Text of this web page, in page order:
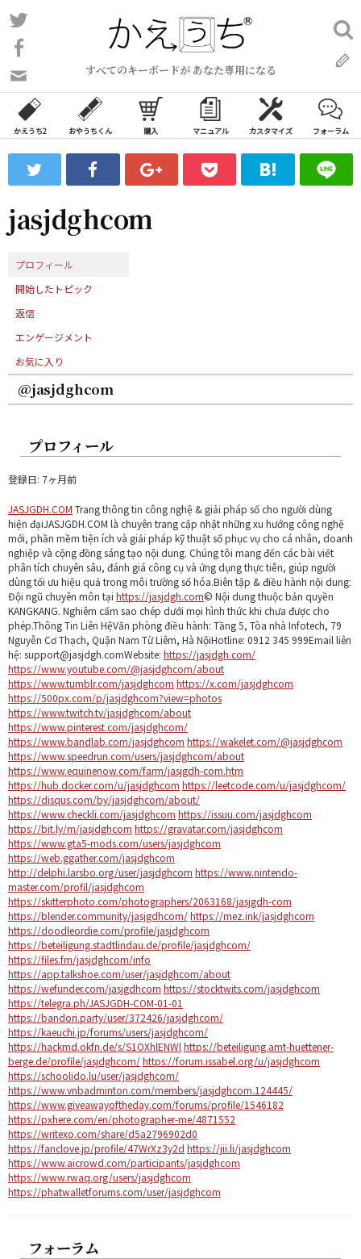
コ
ン
ン
ツ
ス
ッ
プ
すべてのキーボードが あなた専用になる
い
合
わ
フ
ォ
ム
検
索:
かえうち2 おやうちくん 購入 マニュアル カスタマイズ フォーラム
jasjdghcom
プロフィール
開始したトピック
返信
エンゲージメント
お気に入り
@jasjdghcom
プロフィール
登録日: 7ヶ月前
JASJGDH.COM Trang thông tin công nghệ & giải pháp số cho người dùng
hiện đạiJASJGDH.COM là chuyên trang cập nhật những xu hướng công nghệ
mới, phần mềm tiện ích và giải pháp kỹ thuật số phục vụ cho cá nhân, doanh
nghiệp và cộng đồng sáng tạo nội dung. Chúng tôi mang đến các bài viết
phân tích chuyên sâu, đánh giá công cụ và ứng dụng thực tiễn, giúp người
dùng tối ưu hiệu quả trong môi trường số hóa.Biên tập & điều hành nội dung:
Đội ngũ chuyên môn tại https://jasjdgh.com© Nội dung thuộc bản quyền
KANGKANG. Nghiêm cấm sao chép dưới mọi hình thức khi chưa được cho
phép.Thông Tin Liên HệVăn phòng điều hành: Tầng 5, Tòa nhà Infotech, 79
Nguyễn Cơ Thạch, Quận Nam Từ Liêm, Hà NộiHotline: 0912 345 999Email liên
hệ: support@jasjdgh.comWebsite: https://jasjdgh.com/
https://www.youtube.com/@jasjdghcom/about
https://www.tumblr.com/jasjdghcom https://x.com/jasjdghcom
https://500px.com/p/jasjdghcom?view=photos
https://www.twitch.tv/jasjdghcom/about
https://www.pinterest.com/jasjdghcom/
https://www.bandlab.com/jasjdghcom https://wakelet.com/@jasjdghcom
https://www.speedrun.com/users/jasjdghcom/about
https://www.equinenow.com/farm/jasjgdh-com.htm
https://hub.docker.com/u/jasjdghcom https://leetcode.com/u/jasjdghcom/
https://disqus.com/by/jasjdghcom/about/
https://www.checkli.com/jasjdghcom https://issuu.com/jasjdghcom
https://bit.ly/m/jasjdghcom https://gravatar.com/jasjdghcom
https://www.gta5-mods.com/users/jasjdghcom
https://web.ggather.com/jasjdghcom
http://delphi.larsbo.org/user/jasjdghcom https://www.nintendo-
master.com/profil/jasjdghcom
https://skitterphoto.com/photographers/2063168/jasjgdh-com
https://blender.community/jasjgdhcom/https://mez.ink/jasjdghcom
https://doodleordie.com/profile/jasjdghcom
https://beteiligung.stadtlindau.de/profile/jasjdghcom/
https://files.fm/jasjdghcom/info
https://app.talkshoe.com/user/jasjdghcom/about
https://wefunder.com/jasjgdhcom https://stocktwits.com/jasjdghcom
https://telegra.ph/JASJGDH-COM-01-01
https://bandori.party/user/372426/jasjdghcom/
https://kaeuchi.jp/forums/users/jasjdghcom/
https://hackmd.okfn.de/s/S1OXhlENWl https://beteiligung.amt-huettener-
berge.de/profile/jasjdghcom/https://forum.issabel.org/u/jasjdghcom
https://schoolido.lu/user/jasjdghcom/
https://www.vnbadminton.com/members/jasjdghcom.124445/
https://www.giveawayoftheday.com/forums/profile/1546182
https://pxhere.com/en/photographer-me/4871552
https://writexo.com/share/d5a2796902d0
https://fanclove.jp/profile/47WrXz3y2d https://jii.li/jasjdghcom
https://www.aicrowd.com/participants/jasjdghcom
https://www.rwaq.org/users/jasjdghcom
https://phatwalletforums.com/user/jasjdghcom
フォーラム